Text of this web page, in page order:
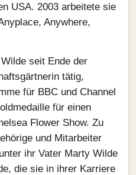
USA. 2003 arbeitete sie
Anywhere,
seit Ende der
tätig,
für BBC und Channel
für einen
Flower Show. Zu
und Mitarbeiter
ihr Vater Marty Wilde
die sie in ihrer Karriere